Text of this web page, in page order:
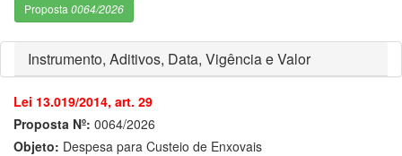
Proposta 0064/2026
Instrumento, Aditivos, Data, Vigência e Valor
Lei 13.019/2014, art. 29
Proposta Nº: 0064/2026
Objeto: Despesa para Custeio de Enxovais